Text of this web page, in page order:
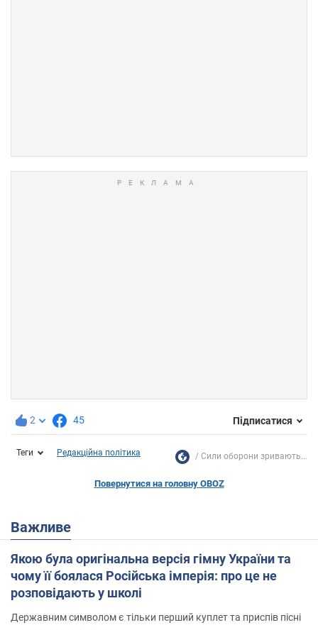
2 45 Підписатися
Теги Редакційна політика Сили оборони зривають...
Повернутися на головну OBOZ
Важливе
Якою була оригінальна версія гімну України та
чому її боялася Російська імперія: про це не
розповідають у школі
Державним символом є тільки перший куплет та приспів пісні